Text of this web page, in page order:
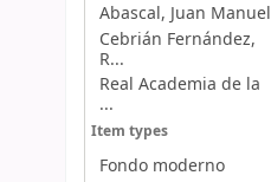
Abascal, Juan Manuel
Cebrián Fernández,
R...
Real Academia de la
...
Item types
Fondo moderno